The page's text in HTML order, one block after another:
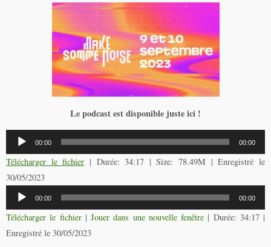
Le podcast est disponible juste ici !
Lecteur
audio
00:00 00:00
Télécharger le fichier | Durée: 34:17 | Size: 78.49M | Enregistré le
30/05/2023
Lecteur
audio
00:00 00:00
Télécharger le fichier| Jouer dans une nouvelle fenêtre | Durée: 34:17|
Enregistré le 30/05/2023